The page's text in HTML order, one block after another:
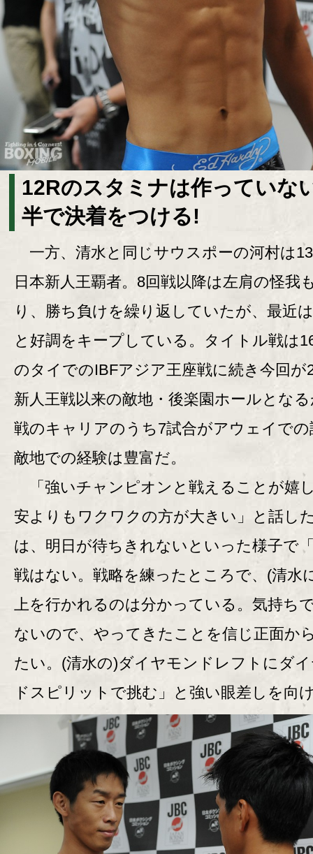
12Rのスタミナは作っていな
半で決着をつける!
一方、清水と同じサウスポーの河村は
日本新人王覇者。8回戦以降は左肩の怪我
り、勝ち負けを繰り返していたが、最近
と好調をキープしている。タイトル戦は
のタイでのIBFアジア王座戦に続き今回が
新人王戦以来の敵地・後楽園ホールとな
戦のキャリアのうち7試合がアウェイでの
敵地での経験は豊富だ。
「強いチャンピオンと戦えることが嬉
安よりもワクワクの方が大きい」と話し
は、明日が待ちきれないといった様子で
戦はない。戦略を練ったところで、(清水
上を行かれるのは分かっている。気持ち
ないので、やってきたことを信じ正面か
たい。(清水の)ダイヤモンドレフトにダ
ドスピリットで挑む」と強い眼差しを向